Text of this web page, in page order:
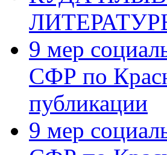
9 мер
СФР по
публикации
9 мер